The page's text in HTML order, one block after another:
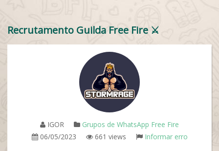
Recrutamento Guilda Free Fire ⚔️
IGOR
Grupos de WhatsApp Free Fire
06/05/2023
661 views Informar erro